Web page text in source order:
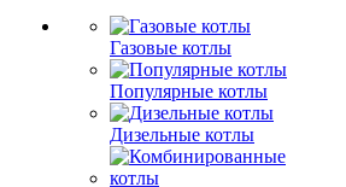
Газовые котлы
Популярные котлы
Дизельные котлы